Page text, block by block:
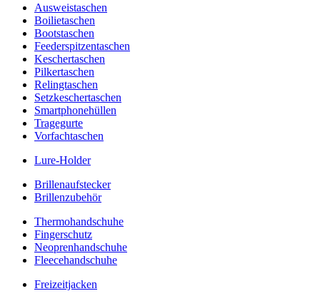
Ausweistaschen
Boilietaschen
Bootstaschen
Feederspitzentaschen
Keschertaschen
Pilkertaschen
Relingtaschen
Setzkeschertaschen
Smartphonehüllen
Tragegurte
Vorfachtaschen
Lure-Holder
Brillenaufstecker
Brillenzubehör
Thermohandschuhe
Fingerschutz
Neoprenhandschuhe
Fleecehandschuhe
Freizeitjacken